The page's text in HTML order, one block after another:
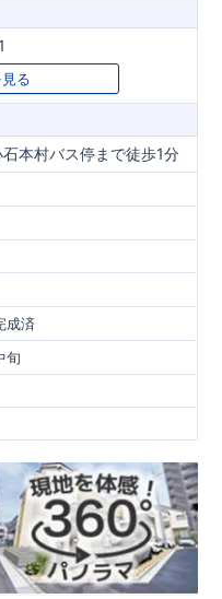
る
本村バス停まで徒歩1分
成済
旬